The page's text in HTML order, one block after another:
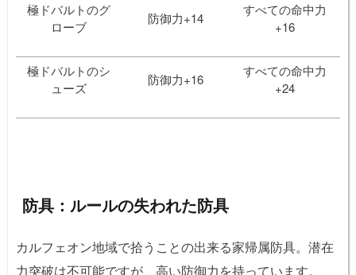
極ドバルトのグ
ローブ
防御力+14
すべての命中力
+16
極ドバルトのシ
ューズ
防御力+16
すべての命中力
+24
防具：ルールの失われた防具
カルフェオン地域で拾うことの出来る家帰属防具。潜在
力突破は不可能ですが、高い防御力を持っています。